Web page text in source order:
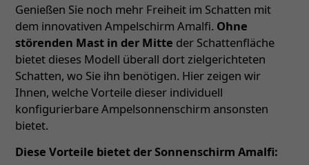
Genießen Sie noch mehr Freiheit im Schatten mit
dem innovativen Ampelschirm Amalfi. Ohne
störenden Mast in der Mitte der Schattenfläche
bietet dieses Modell überall dort zielgerichteten
Schatten, wo Sie ihn benötigen. Hier zeigen wir
Ihnen, welche Vorteile dieser individuell
konfigurierbare Ampelsonnenschirm ansonsten
bietet.
Diese Vorteile bietet der Sonnenschirm Amalfi: